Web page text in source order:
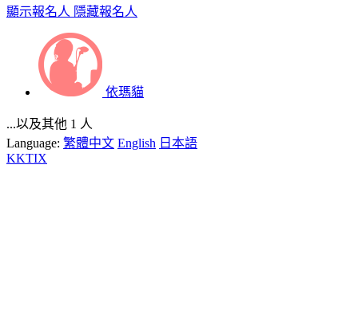
顯示報名人 隱藏報名人
依瑪貓
...以及其他 1 人
Language: 繁體中文 English 日本語
KKTIX